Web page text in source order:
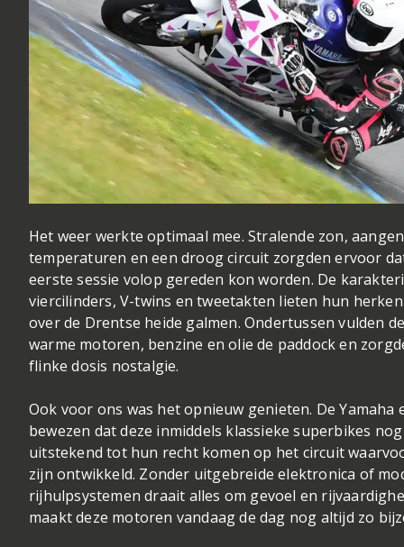
Het weer werkte optimaal mee. Stralende zon,
temperaturen en een droog circuit zorgden ervoor
eerste sessie volop gereden kon worden. De
viercilinders, V-twins en tweetakten lieten hun
over de Drentse heide galmen. Ondertussen vulden
warme motoren, benzine en olie de paddock en
flinke dosis nostalgie.
Ook voor ons was het opnieuw genieten. De Yamaha
bewezen dat deze inmiddels klassieke superbikes
uitstekend tot hun recht komen op het circuit
zijn ontwikkeld. Zonder uitgebreide elektronica of
rijhulpsystemen draait alles om gevoel en
maakt deze motoren vandaag de dag nog altijd zo